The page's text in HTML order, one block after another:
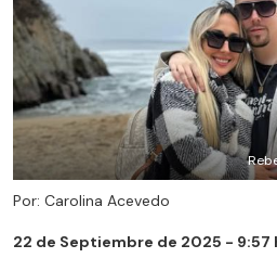
Por: Carolina Acevedo
22 de Septiembre de 2025 - 9:57